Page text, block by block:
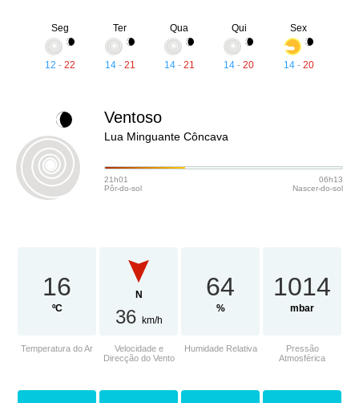
Lua Minguante Côncava
Ventoso
21h01
Pôr-do-sol
06h13
Nascer-do-sol
Seg
12 -22
Ter
14- 21
Qua
14- 21
Qui
14 -20
Sex
14- 20
16
ºC
Temperatura do Ar
N
36 km/h
Velocidade e
Direcção do Vento
64
%
Humidade Relativa
1014
mbar
Pressão
Atmosférica